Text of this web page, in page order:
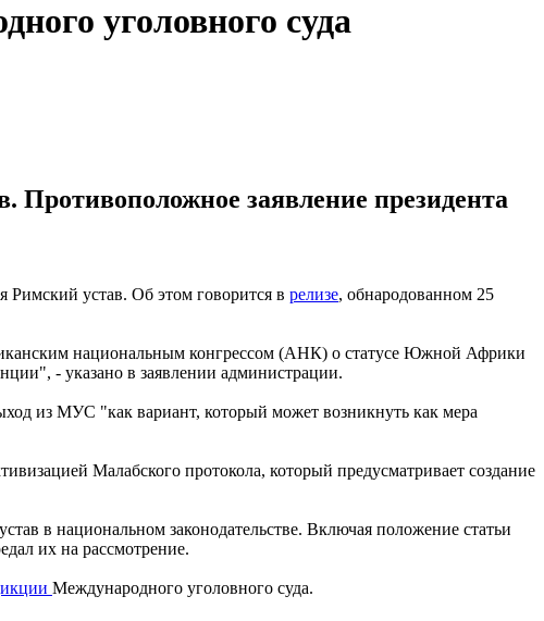
уголовного суда
заявление президента
устав. Об этом говорится в релизе, обнародованном 25
национальным конгрессом (АНК) о статусе Южной Африки
- указано в заявлении администрации.
из МУС "как вариант, который может возникнуть как мера
Малабского протокола, который предусматривает создание
в национальном законодательстве. Включая положение статьи
их на рассмотрение.
Международного уголовного суда.